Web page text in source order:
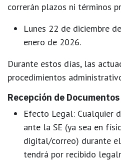
correrán plazos ni términos
Lunes 22 de diciembre
enero de 2026.
Durante estos días, las
procedimientos
Recepción de
Efecto Legal: Cualquier
ante la SE (ya sea en
digital/correo) durante
tendrá por recibido